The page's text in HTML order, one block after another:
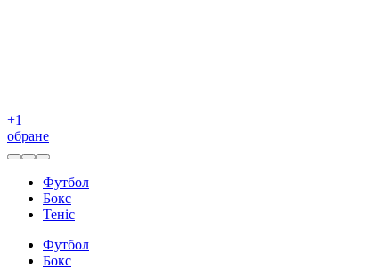
+1
обране
Футбол
Бокс
Теніс
Футбол
Бокс